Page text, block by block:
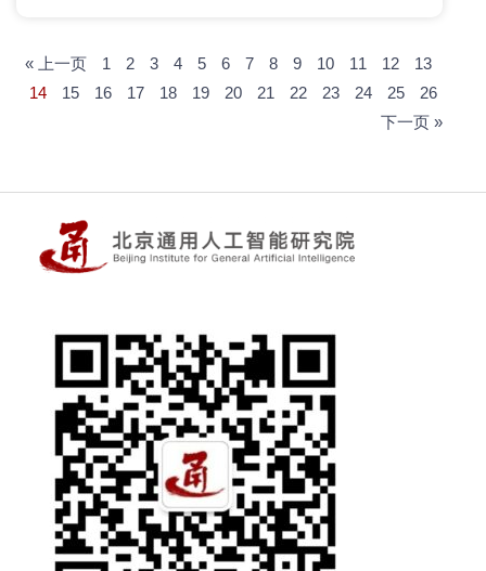
« 上一页 1 2 3 4 5 6 7 8 9 10 11 12
13
14
15 16 17 18 19 20 21 22 23 24 25
26
下一页 »